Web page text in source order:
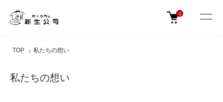
0
TOP 私たちの想い
私たちの想い